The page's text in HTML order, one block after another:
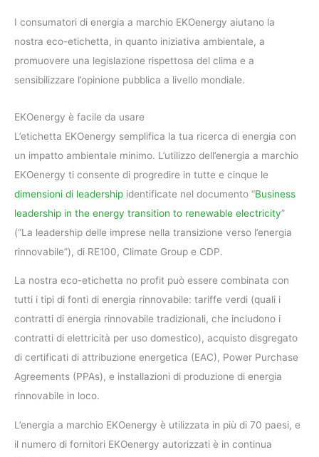
I consumatori di energia a marchio EKOenergy aiutano la
nostra eco-etichetta, in quanto iniziativa ambientale, a
promuovere una legislazione rispettosa del clima e a
sensibilizzare l’opinione pubblica a livello mondiale.
EKOenergy è facile da usare
L’etichetta EKOenergy semplifica la tua ricerca di energia con
un impatto ambientale minimo. L’utilizzo dell’energia a marchio
EKOenergy ti consente di progredire in tutte e cinque le
dimensioni di leadership identificate nel documento “Business
leadership in the energy transition to renewable electricity”
(“La leadership delle imprese nella transizione verso l’energia
rinnovabile”), di RE100, Climate Group e CDP.
La nostra eco-etichetta no profit può essere combinata con
tutti i tipi di fonti di energia rinnovabile: tariffe verdi (quali i
contratti di energia rinnovabile tradizionali, che includono i
contratti di elettricità per uso domestico), acquisto disgregato
di certificati di attribuzione energetica (EAC), Power Purchase
Agreements (PPAs), e installazioni di produzione di energia
rinnovabile in loco.
L’energia a marchio EKOenergy è utilizzata in più di 70 paesi, e
il numero di fornitori EKOenergy autorizzati è in continua